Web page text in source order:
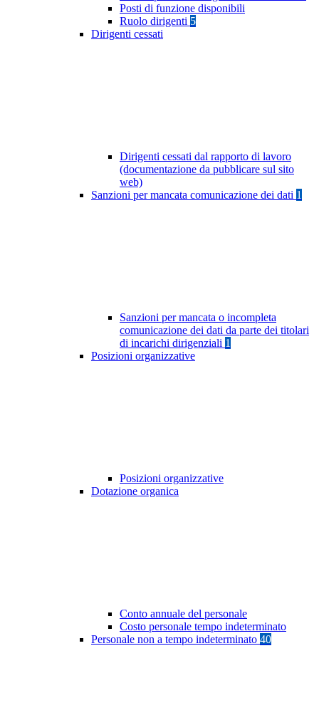
Posti di funzione disponibili
Ruolo dirigenti 5
Dirigenti cessati
Dirigenti cessati dal rapporto di lavoro
(documentazione da pubblicare sul sito
web)
Sanzioni per mancata comunicazione dei dati 1
Sanzioni per mancata o incompleta
comunicazione dei dati da parte dei titolari
di incarichi dirigenziali 1
Posizioni organizzative
Posizioni organizzative
Dotazione organica
Conto annuale del personale
Costo personale tempo indeterminato
Personale non a tempo indeterminato 40